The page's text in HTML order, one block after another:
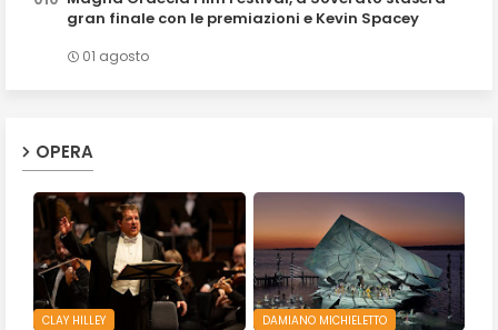
gran finale con le premiazioni e Kevin Spacey
01 agosto
OPERA
CLAY HILLEY DAMIANO MICHIELETTO